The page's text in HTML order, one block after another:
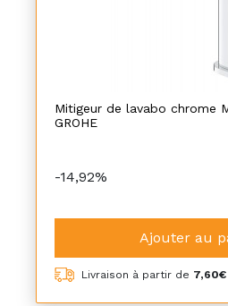
Mitigeur de lavabo chrome
GROHE
-14,92%
Ajouter au
Livraison à partir de 7,60€